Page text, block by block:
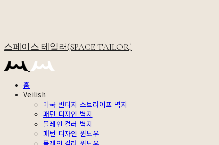
스페이스 테일러(SPACE TAILOR)
홈
Veilish
미국 빈티지 스트라이프 벽지
패턴 디자인 벽지
플레인 컬러 벽지
패턴 디자인 윈도우
플레인 컬러 윈도우